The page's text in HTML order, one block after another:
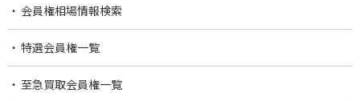
会員権相場情報検索
特選会員権一覧
至急買取会員権一覧